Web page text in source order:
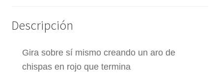
Descripción
Gira sobre sí mismo creando un aro de
chispas en rojo que termina